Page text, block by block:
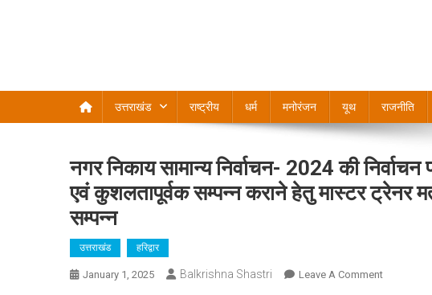
उत्तराखंड राष्ट्रीय धर्म मनोरंजन यूथ राजनीति
नगर निकाय सामान्य निर्वाचन- 2024 की निर्वाचन
एवं कुशलतापूर्वक सम्पन्न कराने हेतु मास्टर ट्रेनर
सम्पन्न
उत्तराखंड हरिद्वार
January 1, 2025 Balkrishna Shastri Leave A CommentOn